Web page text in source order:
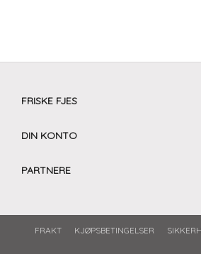
FRISKE FJES
DIN KONTO
PARTNERE
FRAKT KJØPSBETINGELSER